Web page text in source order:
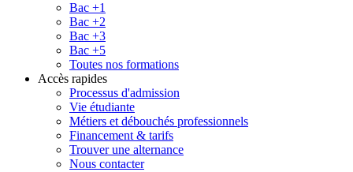
Bac +1
Bac +2
Bac +3
Bac +5
Toutes nos formations
Accès rapides
Processus d'admission
Vie étudiante
Métiers et débouchés professionnels
Financement & tarifs
Trouver une alternance
Nous contacter